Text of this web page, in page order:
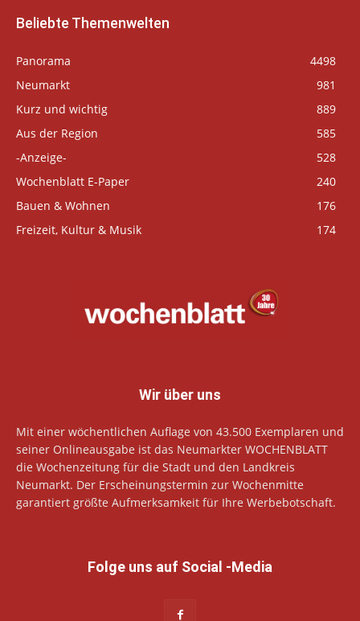
Beliebte Themenwelten
Panorama
4498
Neumarkt
981
Kurz und wichtig
889
Aus der Region
585
-Anzeige-
528
Wochenblatt E-Paper
240
Bauen & Wohnen
176
Freizeit, Kultur & Musik
174
Wir über uns
Mit einer wöchentlichen Auflage von 43.500 Exemplaren und
seiner Onlineausgabe ist das Neumarkter WOCHENBLATT
die Wochenzeitung für die Stadt und den Landkreis
Neumarkt. Der Erscheinungstermin zur Wochenmitte
garantiert größte Aufmerksamkeit für Ihre Werbebotschaft.
Folge uns auf Social -Media